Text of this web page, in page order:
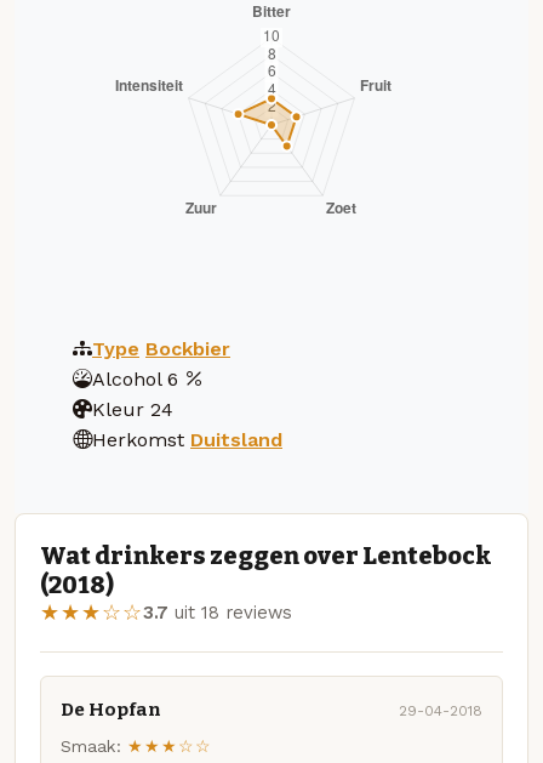
Type Bockbier
Alcohol 6
Kleur 24
Herkomst Duitsland
Wat drinkers zeggen over Lentebock
(2018)
★★★☆☆3.7 uit 18 reviews
De Hopfan 29-04-2018
Smaak: ★★★☆☆